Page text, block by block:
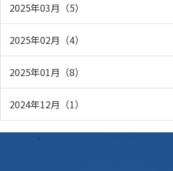
2025年03月（5）
2025年02月（4）
2025年01月（8）
2024年12月（1）